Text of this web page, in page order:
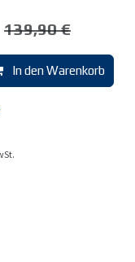
139,90€
In den Warenkorb